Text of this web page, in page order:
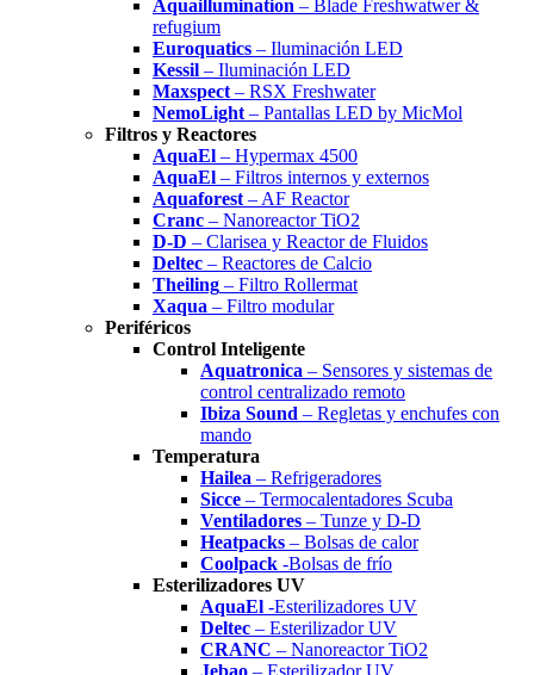
Aquaillumination – Blade Freshwatwer &
refugium
Euroquatics – Iluminación LED
Kessil – Iluminación LED
Maxspect – RSX Freshwater
NemoLight – Pantallas LED by MicMol
Filtros y Reactores
AquaEl – Hypermax 4500
AquaEl – Filtros internos y externos
Aquaforest – AF Reactor
Cranc – Nanoreactor TiO2
D-D – Clarisea y Reactor de Fluidos
Deltec – Reactores de Calcio
Theiling – Filtro Rollermat
Xaqua – Filtro modular
Periféricos
Control Inteligente
Aquatronica – Sensores y sistemas de
control centralizado remoto
Ibiza Sound – Regletas y enchufes con
mando
Temperatura
Hailea – Refrigeradores
Sicce – Termocalentadores Scuba
Ventiladores – Tunze y D-D
Heatpacks – Bolsas de calor
Coolpack -Bolsas de frío
Esterilizadores UV
AquaEl -Esterilizadores UV
Deltec – Esterilizador UV
CRANC – Nanoreactor TiO2
Jebao – Esterilizador UV